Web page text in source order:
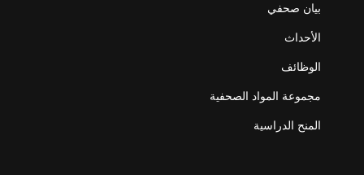
بيان صحفي
الأحداث
الوظائف
مجموعة المواد الصحفية
المنح الدراسية